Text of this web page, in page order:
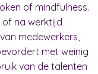
of mindfulness.
of na werktijd
medewerkers,
met weinig
van de talenten